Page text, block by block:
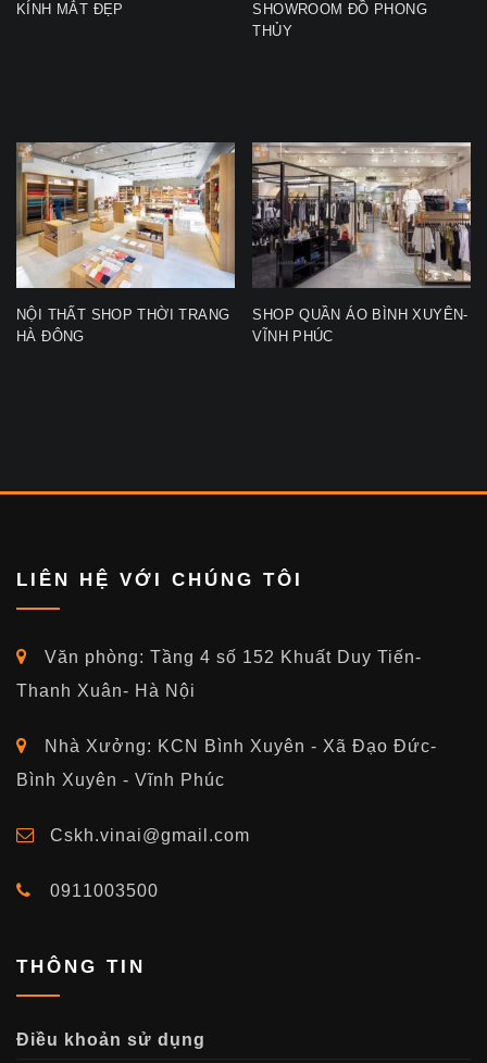
KÍNH MẮT ĐẸP
SHOWROOM ĐỒ PHONG
THỦY
NỘI THẤT SHOP THỜI TRANG
HÀ ĐÔNG
SHOP QUẦN ÁO BÌNH XUYÊN-
VĨNH PHÚC
LIÊN HỆ VỚI CHÚNG TÔI
Văn phòng: Tầng 4 số 152 Khuất Duy Tiến-
Thanh Xuân- Hà Nội
Nhà Xưởng: KCN Bình Xuyên - Xã Đạo Đức-
Bình Xuyên - Vĩnh Phúc
Cskh.vinai@gmail.com
0911003500
THÔNG TIN
Điều khoản sử dụng